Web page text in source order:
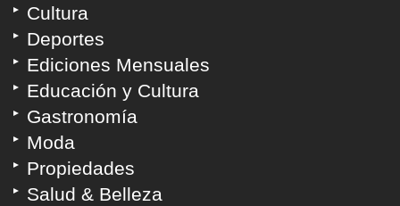
Cultura
Deportes
Ediciones Mensuales
Educación y Cultura
Gastronomía
Moda
Propiedades
Salud & Belleza